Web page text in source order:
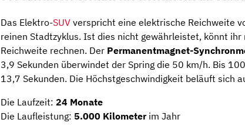
Das Elektro-SUV verspricht eine elektrische Reichweite
reinen Stadtzyklus. Ist dies nicht gewährleistet, könnt
Reichweite rechnen. Der Permanentmagnet-
3,9 Sekunden überwindet der Spring die 50 km/h. Bis
13,7 Sekunden. Die Höchstgeschwindigkeit beläuft sich
Die Laufzeit: 24 Monate
Die Laufleistung: 5.000 Kilometerim Jahr